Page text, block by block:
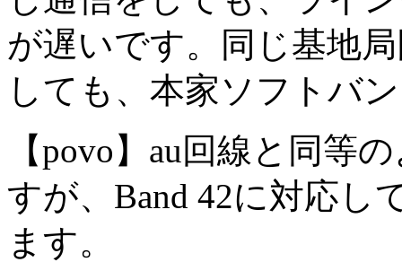
が遅いです。同じ基地
しても、本家ソフトバ
【povo】au回線と同等
すが、Band 42に対応し
ます。